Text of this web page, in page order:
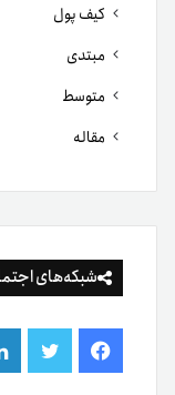
کیف پول
مبتدی
متوسط
مقاله
شبکه‌های
فیس توییتر